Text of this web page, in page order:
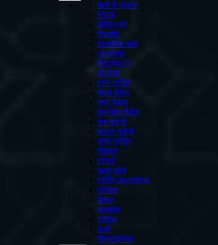
खाते के प्रकार
स्टैंडर्ड
ईसीएन प्रो
वीआईपी
इस्लामिक खाते
प्लेटफॉर्म्स
मेटाट्रेडर 5
सीट्रेडर
प्रॉप ट्रेडिंग
गोल्ड चैलेंज
सुपर चैलेंज
क्लासिक चैलेंज
तेज़ चुनौती
मास्टर चुनौती
कॉपी ट्रेडिंग
निवेशक
ट्रेडर्स
खाता खोलें
ट्रेडिंग इंस्ट्रूमेंट्स
फॉरेक्स
मेटल्स
सूचकांक
स्टॉक्स
ऊर्जा
क्रिप्टोकरेंसी